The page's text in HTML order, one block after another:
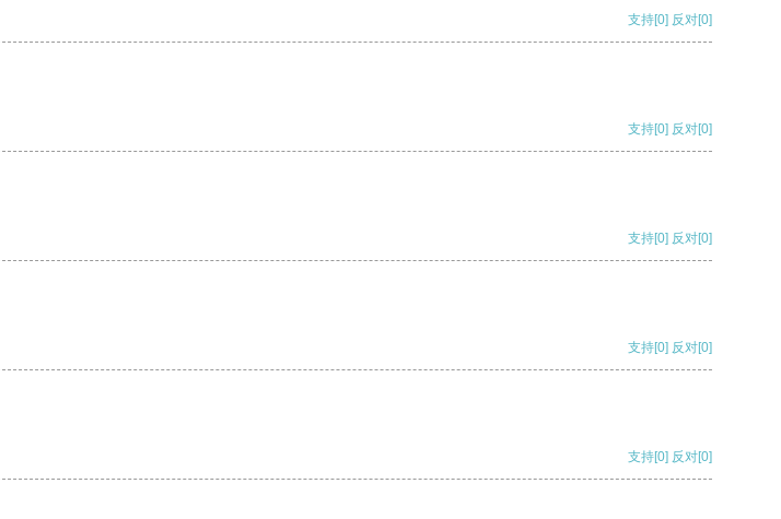
支持[0] 反对[0]
支持[0] 反对[0]
支持[0] 反对[0]
支持[0] 反对[0]
支持[0] 反对[0]